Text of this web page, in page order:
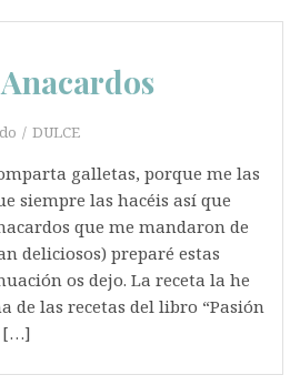
DULCE
galletas, porque me las
siempre las hacéis así que
que me mandaron de
deliciosos) preparé estas
os dejo. La receta la he
de las recetas del libro “Pasión
[…]